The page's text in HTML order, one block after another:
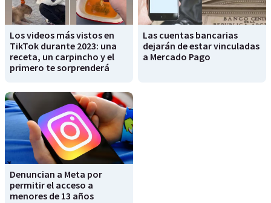
Los videos más vistos en
TikTok durante 2023: una
receta, un carpincho y el
primero te sorprenderá
Las cuentas bancarias
dejarán de estar vinculadas
a Mercado Pago
Denuncian a Meta por
permitir el acceso a
menores de 13 años